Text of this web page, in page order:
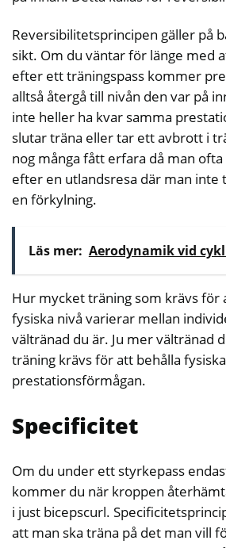
Reversibilitetsprincipen gäller på
sikt. Om du väntar för länge med
efter ett träningspass kommer
alltså återgå till nivån den var på
inte heller ha kvar samma
slutar träna eller tar ett avbrott i
nog många fått erfara då man
efter en utlandsresa där man inte
en förkylning.
Läs mer: Aerodynamik vid
Hur mycket träning som krävs för
fysiska nivå varierar mellan
vältränad du är. Ju mer vältränad
träning krävs för att behålla fysiska
prestationsförmågan.
Specificitet
Om du under ett styrkepass
kommer du när kroppen
i just bicepscurl.
att man ska träna på det man vill